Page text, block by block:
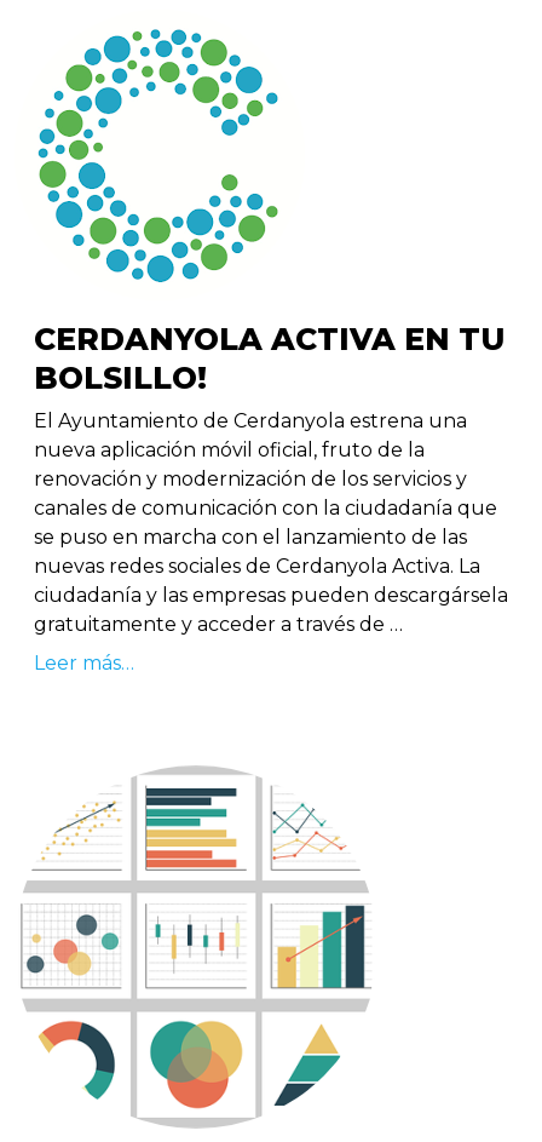
CERDANYOLA ACTIVA EN TU
BOLSILLO!
El Ayuntamiento de Cerdanyola estrena una
nueva aplicación móvil oficial, fruto de la
renovación y modernización de los servicios y
canales de comunicación con la ciudadanía que
se puso en marcha con el lanzamiento de las
nuevas redes sociales de Cerdanyola Activa. La
ciudadanía y las empresas pueden descargársela
gratuitamente y acceder a través de …
Leer más…